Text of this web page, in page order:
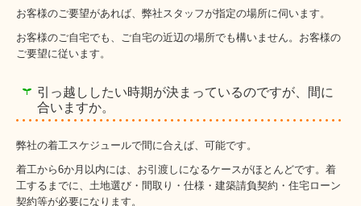
お客様のご要望があれば、弊社スタッフが指定の場所に伺います。
お客様のご自宅でも、ご自宅の近辺の場所でも構いません。お客様の
ご要望に従います。
引っ越ししたい時期が決まっているのですが、間に
合いますか。
弊社の着工スケジュールで間に合えば、可能です。
着工から6か月以内には、お引渡しになるケースがほとんどです。着
工するまでに、土地選び・間取り・仕様・建築請負契約・住宅ローン
契約等が必要になります。